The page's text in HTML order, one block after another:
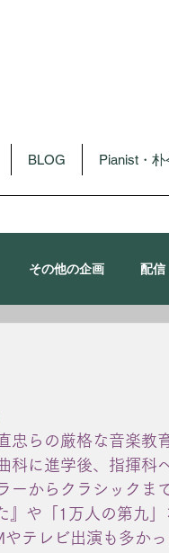
BLOG Pianist・朴
その他の企画 配信
らの厳格な音楽教
に進学後、指揮科
ーからクラシックま
』や「1万人の第九」
テレビ出演も多か